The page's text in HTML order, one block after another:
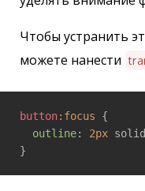
Чтобы устранить
можете нанести
button:focus {
outline: 2px